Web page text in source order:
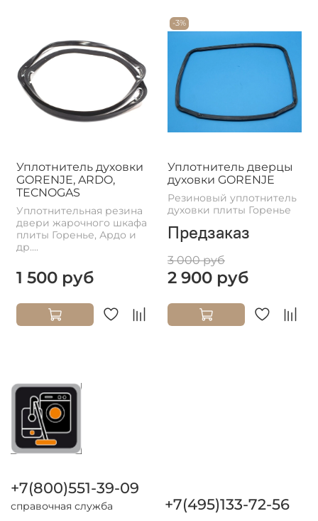
Уплотнитель духовки
GORENJE, ARDO,
TECNOGAS
Уплотнительная резина
двери жарочного шкафа
плиты Горенье, Ардо и
др....
1 500 руб
-3%
Уплотнитель дверцы
духовки GORENJE
Резиновый уплотнитель
духовки плиты Горенье
Предзаказ
3 000 руб
2 900 руб
+7(800)551-39-09
справочная служба +7(495)133-72-56